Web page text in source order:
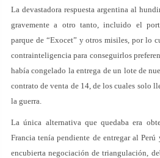
La devastadora respuesta argentina al
gravemente a otro tanto, incluido el
parque de “Exocet” y otros misiles, por lo
contrainteligencia para conseguirlos
había congelado la entrega de un lote de
contrato de venta de 14, de los cuales solo
la guerra.
La única alternativa que quedaba era
Francia tenía pendiente de entregar al
encubierta negociación de triangulación,